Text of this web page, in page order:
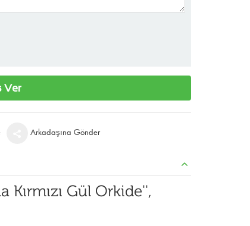
Ver
Arkadaşına Gönder
Kırmızı Gül Orkide'',